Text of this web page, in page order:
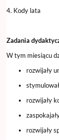
4. Kody lata
Zadania
W tym miesiącu
rozwijały
rozwijały
rozwijały